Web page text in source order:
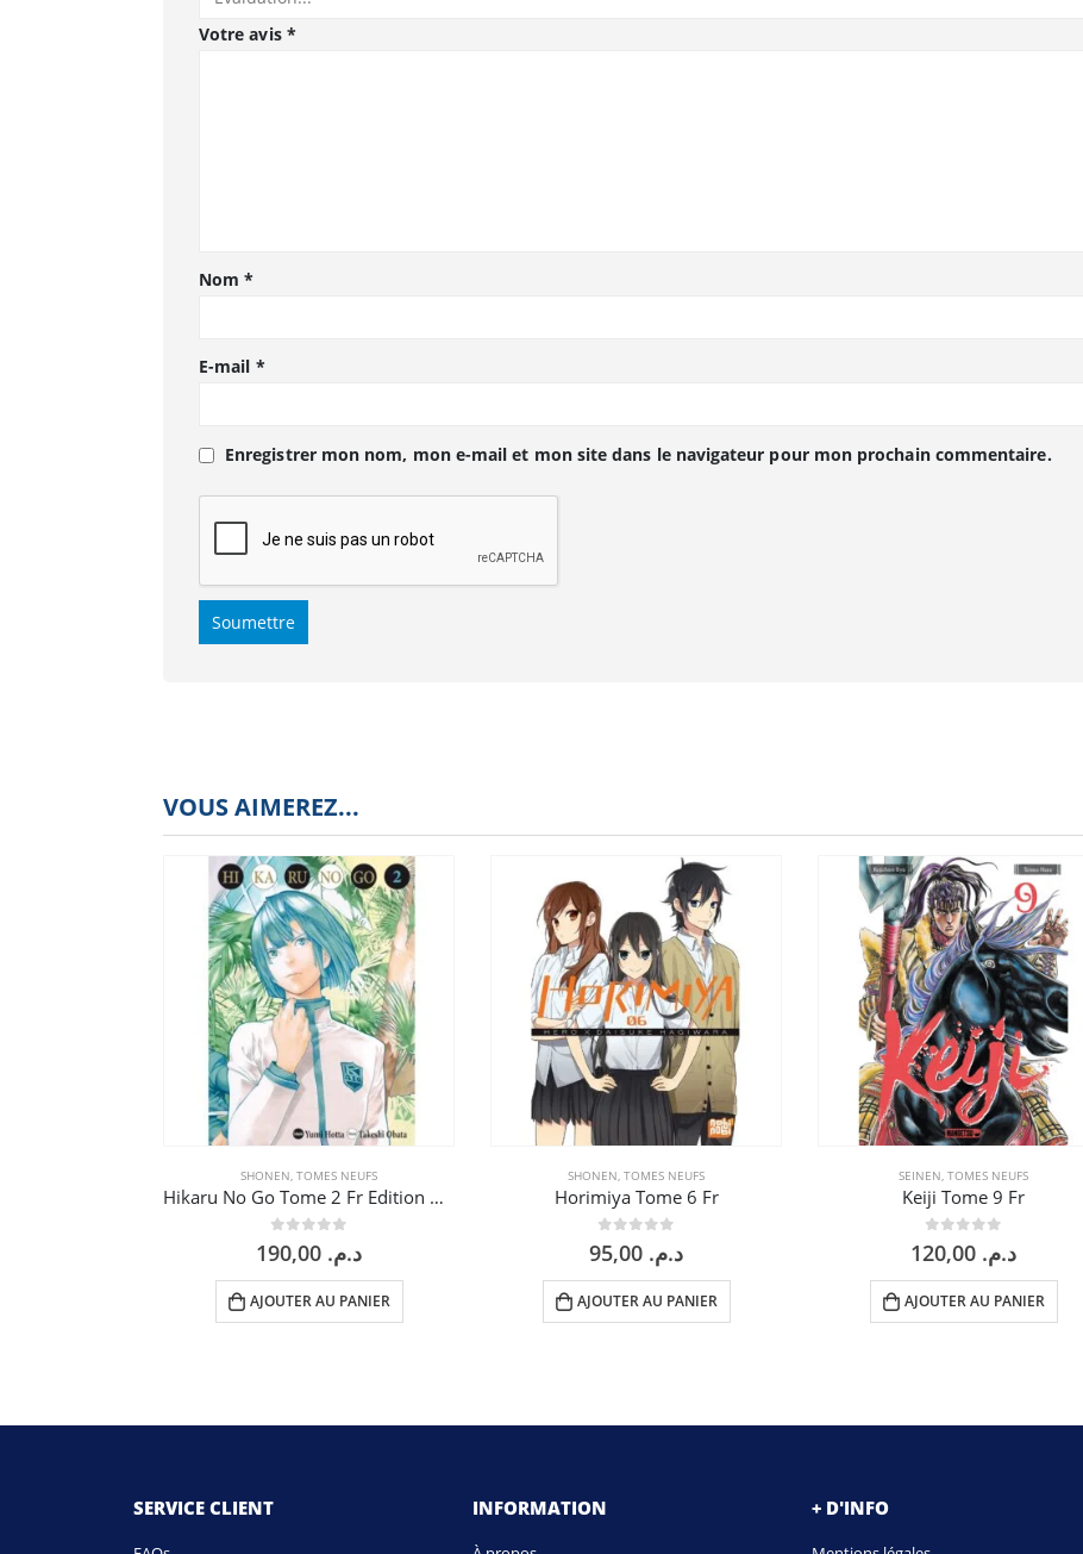
Votre avis *
Nom*
E-mail *
Enregistrer mon nom, mon e-mail et mon site dans le navigateur pour mon prochain commentaire.
VOUS AIMEREZ...
SHONEN, TOMES NEUFS
Hikaru No Go Tome 2 Fr Edition Deluxe
0 sur 5د.م.
AJOUTER AU PANIER
SHONEN, TOMES NEUFS
Horimiya Tome 6 Fr
0sur 5د.م.
AJOUTER AU PANIER
SEINEN, TOMES NEUFS
Keiji Tome 9 Fr
0 sur 5د.م.
AJOUTER AU PANIER
SERVICE CLIENT INFORMATION + D'INFO